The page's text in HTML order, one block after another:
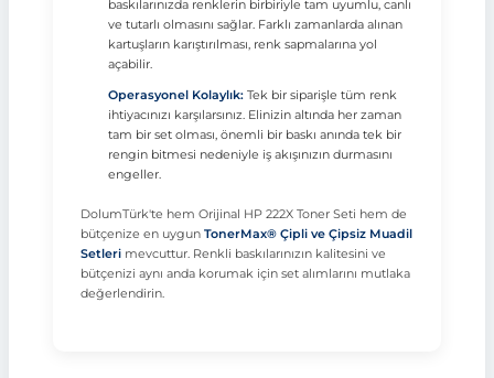
baskılarınızda renklerin birbiriyle tam uyumlu, canlı
ve tutarlı olmasını sağlar. Farklı zamanlarda alınan
kartuşların karıştırılması, renk sapmalarına yol
açabilir.
Operasyonel Kolaylık: Tek bir siparişle tüm renk
ihtiyacınızı karşılarsınız. Elinizin altında her zaman
tam bir set olması, önemli bir baskı anında tek bir
rengin bitmesi nedeniyle iş akışınızın durmasını
engeller.
DolumTürk'te hem Orijinal HP 222X Toner Seti hem de
bütçenize en uygun TonerMax® Çipli ve Çipsiz Muadil
Setleri mevcuttur. Renkli baskılarınızın kalitesini ve
bütçenizi aynı anda korumak için set alımlarını mutlaka
değerlendirin.